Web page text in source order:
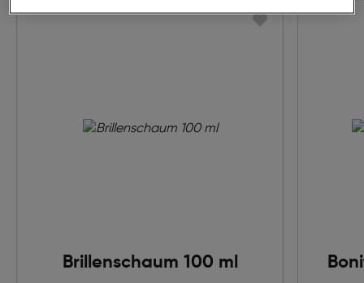
Brillenschaum 100 ml